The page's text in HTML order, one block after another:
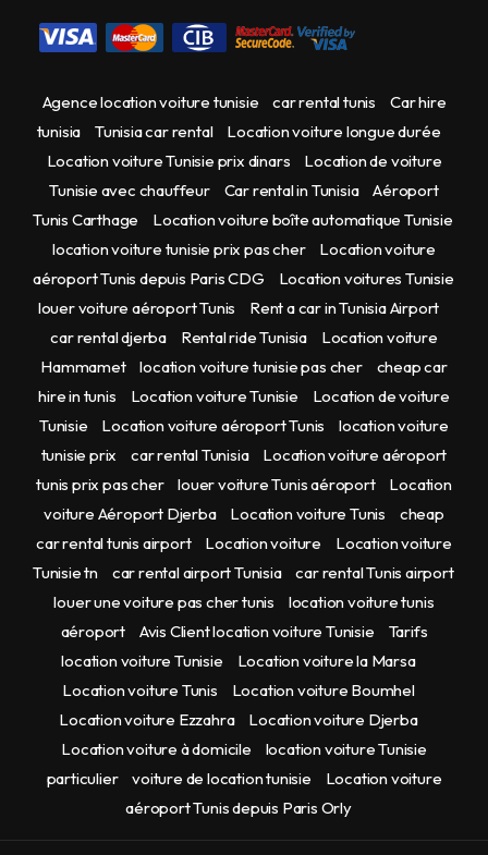
Agence location voiture tunisie car rental tunis
Car hire
tunisia
Tunisia car rental
Location voiture longue durée
Location voiture Tunisie prix dinars
Location de voiture
Tunisie avec chauffeur
Car rental in Tunisia
Aéroport
Tunis Carthage
Location voiture boîte automatique Tunisie
location voiture tunisie prix pas cher
Location voiture
aéroport Tunis depuis Paris CDG
Location voitures Tunisie
louer voiture aéroport Tunis
Rent a car in Tunisia Airport
car rental djerba
Rental ride Tunisia
Location voiture
Hammamet
location voiture tunisie pas cher
cheap car
hire in tunis
Location voiture Tunisie
Location de voiture
Tunisie
Location voiture aéroport Tunis
location voiture
tunisie prix
car rental Tunisia
Location voiture aéroport
tunis prix pas cher
louer voiture Tunis aéroport
Location
voiture Aéroport Djerba
Location voiture Tunis
cheap
car rental tunis airport
Location voiture
Location voiture
Tunisie tn
car rental airport Tunisia
car rental Tunis airport
louer une voiture pas cher tunis
location voiture tunis
aéroport
Avis Client location voiture Tunisie
Tarifs
location voiture Tunisie
Location voiture la Marsa
Location voiture Tunis
Location voiture Boumhel
Location voiture Ezzahra
Location voiture Djerba
Location voiture à domicile
location voiture Tunisie
particulier
voiture de location tunisie
Location voiture
aéroport Tunis depuis Paris Orly